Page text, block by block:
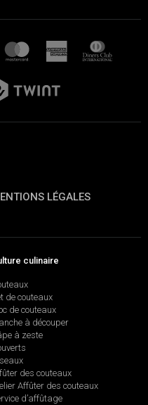
LÉGALES
culinaire
de couteaux
de couteaux
à découper
à zeste
des couteaux
Affûter des couteaux
d’affûtage